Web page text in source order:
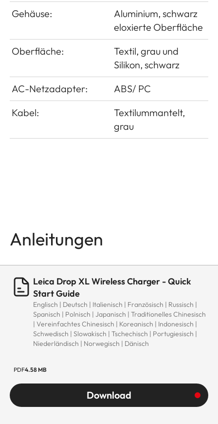
Gehäuse:
Aluminium, schwarz
eloxierte Oberfläche
Oberfläche:
Textil, grau und
Silikon, schwarz
AC-Netzadapter:
ABS/ PC
Kabel:
Textilummantelt,
grau
Anleitungen
Leica Drop XL Wireless Charger - Quick
Start Guide
Englisch | Deutsch | Italienisch | Französisch | Russisch |
Spanisch | Polnisch | Japanisch | Traditionelles Chinesisch
| Vereinfachtes Chinesisch | Koreanisch | Indonesisch |
Schwedisch | Slowakisch | Tschechisch | Portugiesisch |
Niederländisch | Norwegisch | Dänisch
PDF4.58 MB
Download